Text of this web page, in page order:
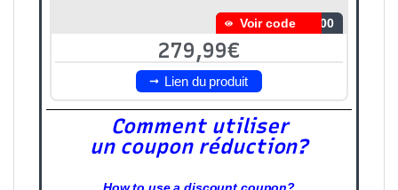
Voir code 000
279,99€
Lien du produit
Comment utiliser
un coupon réduction?